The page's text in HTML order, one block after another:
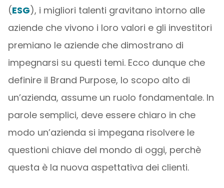
(ESG), i migliori talenti gravitano intorno alle
aziende che vivono i loro valori e gli investitori
premiano le aziende che dimostrano di
impegnarsi su questi temi. Ecco dunque che
definire il Brand Purpose, lo scopo alto di
un’azienda, assume un ruolo fondamentale. In
parole semplici, deve essere chiaro in che
modo un’azienda si impegana risolvere le
questioni chiave del mondo di oggi, perchè
questa è la nuova aspettativa dei clienti.